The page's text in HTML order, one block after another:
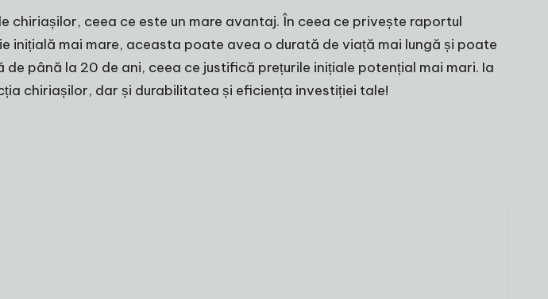
ceea ce este un mare avantaj. În ceea ce privește raportul
mai mare, aceasta poate avea o durată de viață mai lungă și poate
până la 20 de ani, ceea ce justifică prețurile inițiale potențial mai mari. Ia
chiriașilor, dar și durabilitatea și eficiența investiției tale!